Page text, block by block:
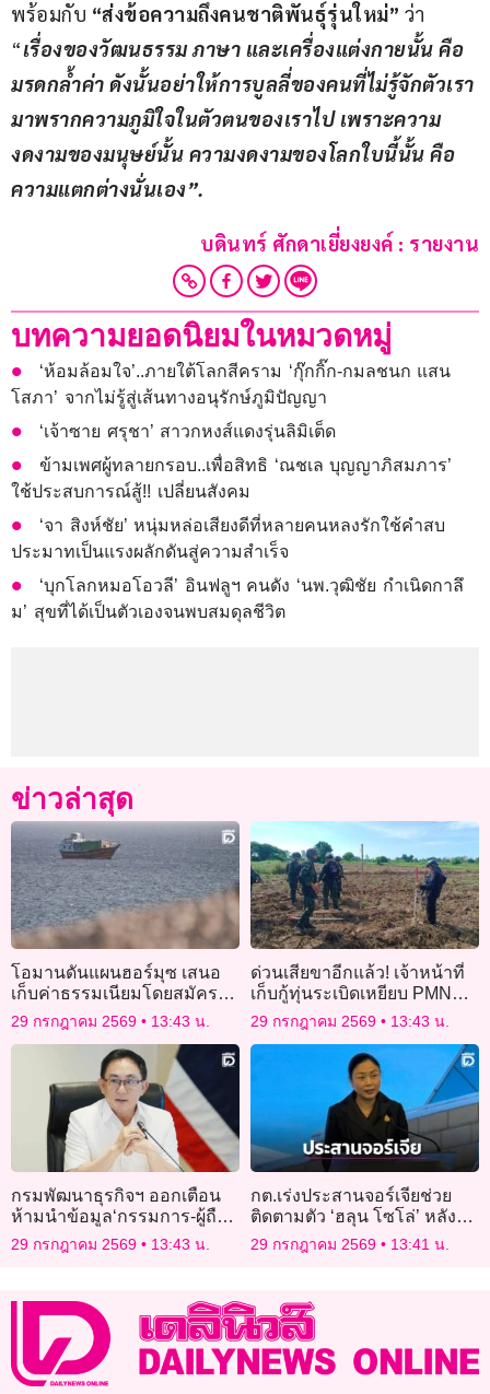
พร้อมกับ “ส่งข้อความถึงคนชาติพันธุ์รุ่นใหม่” ว่า
“เรื่องของวัฒนธรรม ภาษา และเครื่องแต่งกายนั้น คือ
มรดกล้ำค่า ดังนั้นอย่าให้การบูลลี่ของคนที่ไม่รู้จักตัวเรา
มาพรากความภูมิใจในตัวตนของเราไป เพราะความ
งดงามของมนุษย์นั้น ความงดงามของโลกใบนี้นั้น คือ
ความแตกต่างนั่นเอง”.
บดินทร์ ศักดาเยี่ยงยงค์ : รายงาน
บทความยอดนิยมในหมวดหมู่
‘ห้อมล้อมใจ’..ภายใต้โลกสีคราม ‘กุ๊กกิ๊ก-กมลชนก แสน
โสภา’ จากไม่รู้สู่เส้นทางอนุรักษ์ภูมิปัญญา
‘เจ้าซาย ศรุชา’ สาวกหงส์แดงรุ่นลิมิเต็ด
ข้ามเพศผู้ทลายกรอบ..เพื่อสิทธิ ‘ณชเล บุญญาภิสมภาร’
ใช้ประสบการณ์สู้!! เปลี่ยนสังคม
‘จา สิงห์ชัย’ หนุ่มหล่อเสียงดีที่หลายคนหลงรักใช้คำสบ
ประมาทเป็นแรงผลักดันสู่ความสำเร็จ
‘บุกโลกหมอโอวลี’ อินฟลูฯ คนดัง ‘นพ.วุฒิชัย กำเนิดกาลึ
ม’ สุขที่ได้เป็นตัวเองจนพบสมดุลชีวิต
ข่าวล่าสุด
โอมานดันแผนฮอร์มุซ เสนอ
เก็บค่าธรรมเนียมโดยสมัครใจ
สหรัฐไม่เอาด้วย
29 กรกฎาคม 2569 13:43 น.
ด่วนเสียขาอีกแล้ว! เจ้าหน้าที่
เก็บกู้ทุ่นระเบิดเหยียบ PMN
ชายแดนสระแก้ว
29 กรกฎาคม 2569 13:43 น.
กรมพัฒนาธุรกิจฯ ออกเตือน
ห้ามนำข้อมูล‘กรรมการ-ผู้ถือ
หุ้น’ ไปเผยแพร่เชิงธุรกิจ ผิด
29 กรกฎาคม 2569 13:43 น.
กต.เร่งประสานจอร์เจียช่วย
ติดตามตัว ‘ฮลุน โซโล่’ หลัง
ขาดการติดต่อนานกว่า 2
สัปดาห์
29 กรกฎาคม 2569 13:41 น.